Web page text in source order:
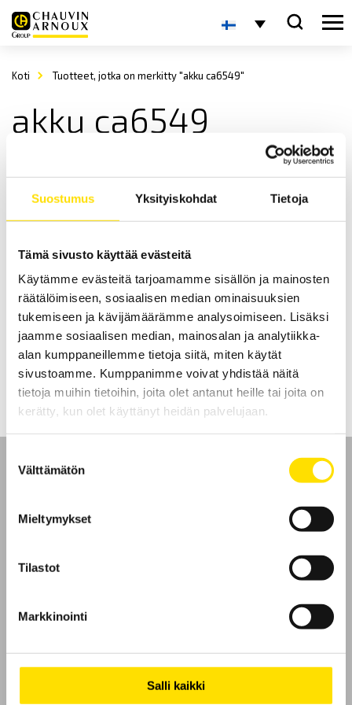
Suostumus Yksityiskohdat Tietoja
Tämä sivusto käyttää evästeitä
Käytämme evästeitä tarjoamamme sisällön ja mainosten
räätälöimiseen, sosiaalisen median ominaisuuksien
tukemiseen ja kävijämäärämme analysoimiseen. Lisäksi
jaamme sosiaalisen median, mainosalan ja analytiikka-
alan kumppaneillemme tietoja siitä, miten käytät
sivustoamme. Kumppanimme voivat yhdistää näitä
tietoja muihin tietoihin, joita olet antanut heille tai joita on
kerätty, kun olet käyttänyt heidän palvelujaan.
valinta
Välttämätön
Mieltymykset
Tilastot
Markkinointi
Salli kaikki
Koti Tuotteet, jotka on merkitty "akku ca6549"
akku ca6549
Akku CA6505/45/47/49 ja CA6462/70/71/72 -
laitemalleille
Akku Chauvin-Arnoux Eristys- ja Maadoitusvastustestereihin.
LUE LISÄÄ
Evästeet